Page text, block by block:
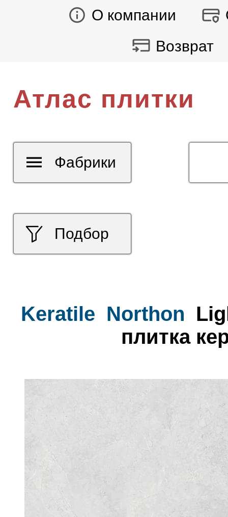
О компании
Возврат
Атлас плитки
Подбор
Фабрики
Keratile Northon
плитка